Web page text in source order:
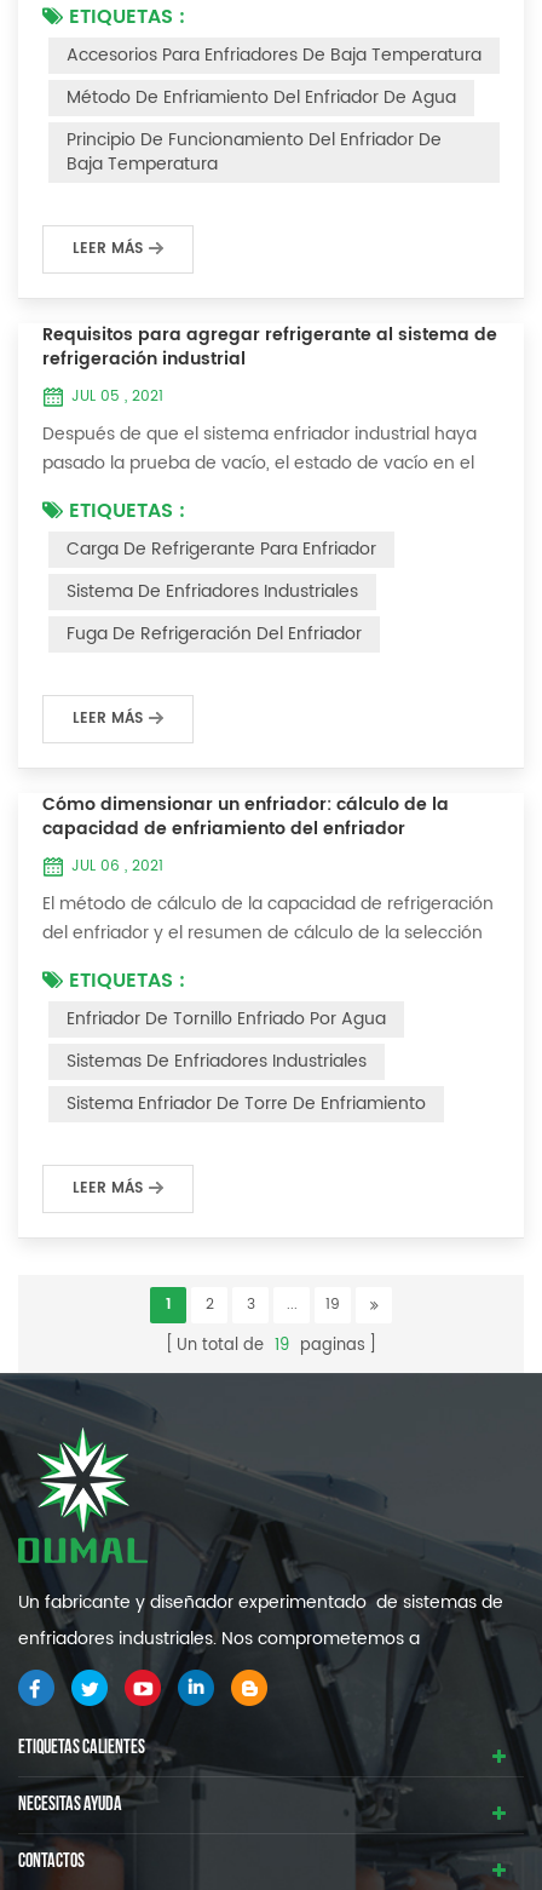
diferencia de presión, controlador de temperatura y
válvula solenoide, así como una breve introducción de
tres métodos de enfriamiento, refrigeración por
vaporización líquida, refrigeración por expansión de
gas y refrigeración termoeléctrica. Ac...
ETIQUETAS :
Accesorios Para Enfriadores De Baja Temperatura
Método De Enfriamiento Del Enfriador De Agua
Principio De Funcionamiento Del Enfriador De
Baja Temperatura
LEER MÁS
Requisitos para agregar refrigerante al sistema de
refrigeración industrial
JUL 05 , 2021
Después de que el sistema enfriador industrial haya
pasado la prueba de vacío, el estado de vacío en el
Carga de refrigerante Para los sistemas recién
instalados, se puede agregar refrigerante al extremo
de alta presión y el método de operación es el
refrigeración del condensador y mantenga la válvul...
ETIQUETAS :
Carga De Refrigerante Para Enfriador
Sistema De Enfriadores Industriales
Fuga De Refrigeración Del Enfriador
LEER MÁS
Cómo dimensionar un enfriador: cálculo de la
capacidad de enfriamiento del enfriador
JUL 06 , 2021
El método de cálculo de la capacidad de refrigeración
del enfriador y el resumen de cálculo de la selección
el enfriador de tornillo más adecuados ? De hecho,
existe una fórmula de selección simple: Capacidad
frigorífica = caudal de agua enfriada * 4,187 *
flujo de agua enfriada se refier...
ETIQUETAS :
Enfriador De Tornillo Enfriado Por Agua
Sistemas De Enfriadores Industriales
Sistema Enfriador De Torre De Enfriamiento
LEER MÁS
1 2 3 ... 19
Un total de 19 paginas
Un fabricante y diseñador experimentado de sistemas de
enfriadores industriales. Nos comprometemos a
proporcionarle sistemas de refrigeración industrial de alta
calidad y eficiencia .
ETIQUETAS CALIENTES
NECESITAS AYUDA
CONTACTOS